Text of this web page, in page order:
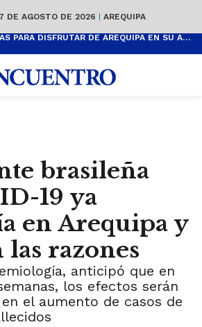
DE AGOSTO DE 2026 | AREQUIPA
ACTIVIDADES GRATUITAS PARA DISFRUTAR DE AREQUIPA EN SU ANIVERSARIO
brasileña
19 ya
en Arequipa y
las razones
anticipó que en
los efectos serán
el aumento de casos de